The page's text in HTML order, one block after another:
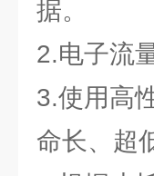
据。
2.电子流
3.使用高
命长、超